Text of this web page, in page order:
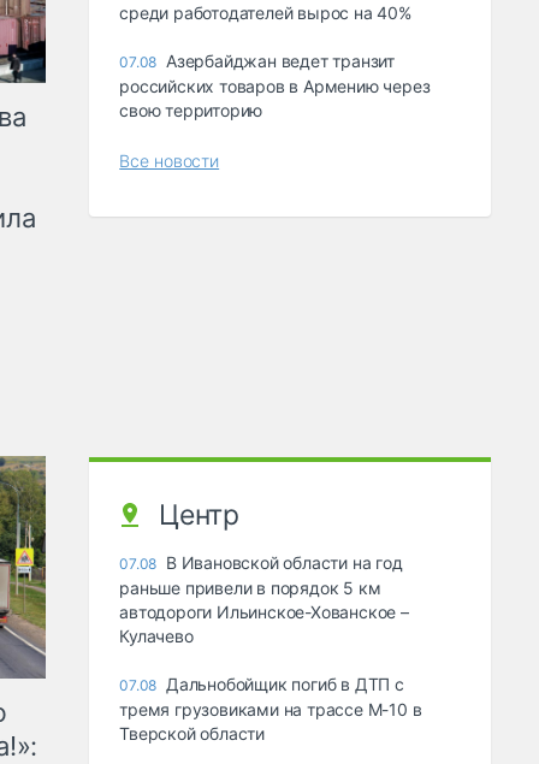
среди работодателей вырос на 40%
07.08 Азербайджан ведет транзит
российских товаров в Армению через
свою территорию
Все новости
Центр
07.08 В Ивановской области на год
раньше привели в порядок 5 км
автодороги Ильинское-Хованское –
Кулачево
07.08 Дальнобойщик погиб в ДТП с
тремя грузовиками на трассе М-10 в
Тверской области